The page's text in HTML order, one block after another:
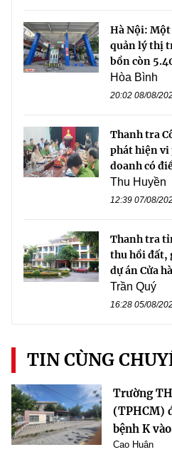
Hà Nội: Một
quản lý thị
bồn còn
Hòa Bình
20:02 08/08/
Thanh tra
phát hiện vi
doanh có
Thu Huyền
12:39 07/08/
Thanh tra
thu hồi đất,
dự án Cửa
Trần Quý
16:28 05/08/
TIN CÙNG
Trường
(TPHCM)
bệnh K
Cao Huân